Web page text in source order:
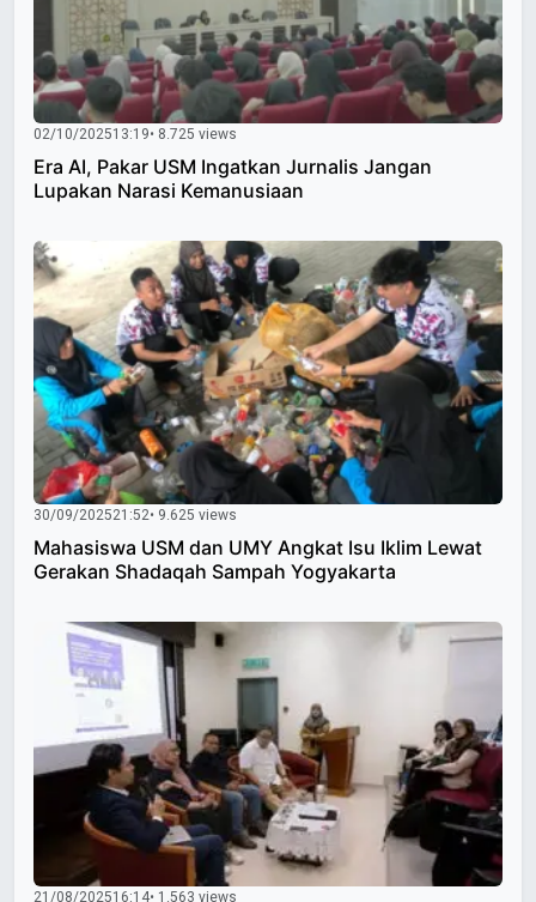
02/10/202513:19• 8.725 views
Era AI, Pakar USM Ingatkan Jurnalis Jangan
Lupakan Narasi Kemanusiaan
30/09/202521:52• 9.625 views
Mahasiswa USM dan UMY Angkat Isu Iklim Lewat
Gerakan Shadaqah Sampah Yogyakarta
21/08/202516:14• 1.563 views